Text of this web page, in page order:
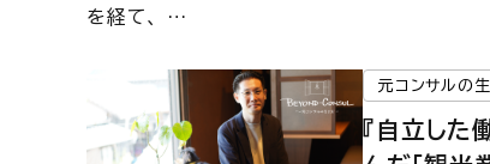
を経て、 …
元コンサルの
『自立し